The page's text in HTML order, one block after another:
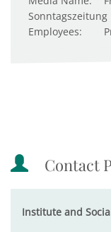
Sonntagszeitung
Employees:
Contact
Institute and